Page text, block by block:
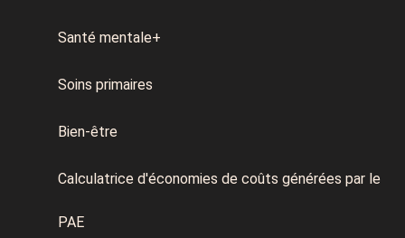
Santé mentale+
Soins primaires
Bien-être
Calculatrice d'économies de coûts générées par le
PAE